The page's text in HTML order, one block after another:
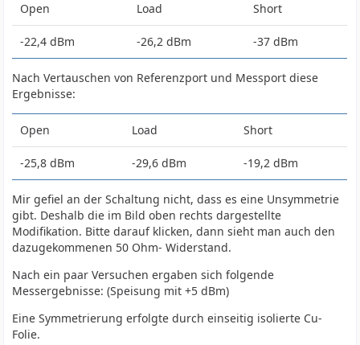
Open Load Short
-22,4 dBm -26,2 dBm -37 dBm
Nach Vertauschen von Referenzport und Messport diese
Ergebnisse:
Open Load Short
-25,8 dBm -29,6 dBm -19,2 dBm
Mir gefiel an der Schaltung nicht, dass es eine Unsymmetrie
gibt. Deshalb die im Bild oben rechts dargestellte
Modifikation. Bitte darauf klicken, dann sieht man auch den
dazugekommenen 50 Ohm- Widerstand.
Nach ein paar Versuchen ergaben sich folgende
Messergebnisse: (Speisung mit +5 dBm)
Eine Symmetrierung erfolgte durch einseitig isolierte Cu-
Folie.